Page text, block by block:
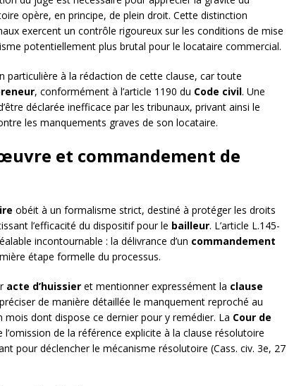
opère, en principe, de plein droit. Cette distinction
exercent un contrôle rigoureux sur les conditions de mise
potentiellement plus brutal pour le locataire commercial.
particulière à la rédaction de cette clause, car toute
, conformément à l’article 1190 du Code civil. Une
déclarée inefficace par les tribunaux, privant ainsi le
les manquements graves de son locataire.
et commandement de
obéit à un formalisme strict, destiné à protéger les droits
l’efficacité du dispositif pour le bailleur. L’article L.145-
incontournable : la délivrance d’un commandement
étape formelle du processus.
acte d’huissier et mentionner expressément la clause
de manière détaillée le manquement reproché au
mois dont dispose ce dernier pour y remédier. La Cour de
l’omission de la référence explicite à la clause résolutoire
pour déclencher le mécanisme résolutoire (Cass. civ. 3e, 27